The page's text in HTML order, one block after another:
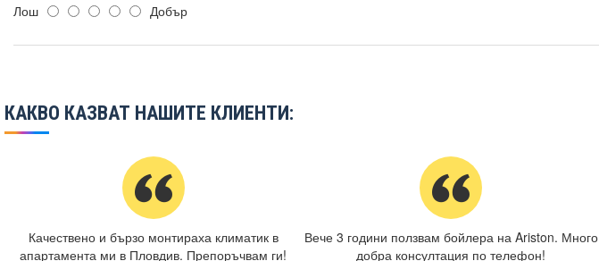
Лош Добър
КАКВО КАЗВАТ НАШИТЕ КЛИЕНТИ:
Качествено и бързо монтираха климатик в
апартамента ми в Пловдив. Препоръчвам ги!
Вече 3 години ползвам бойлера на Ariston. Много
добра консултация по телефон!